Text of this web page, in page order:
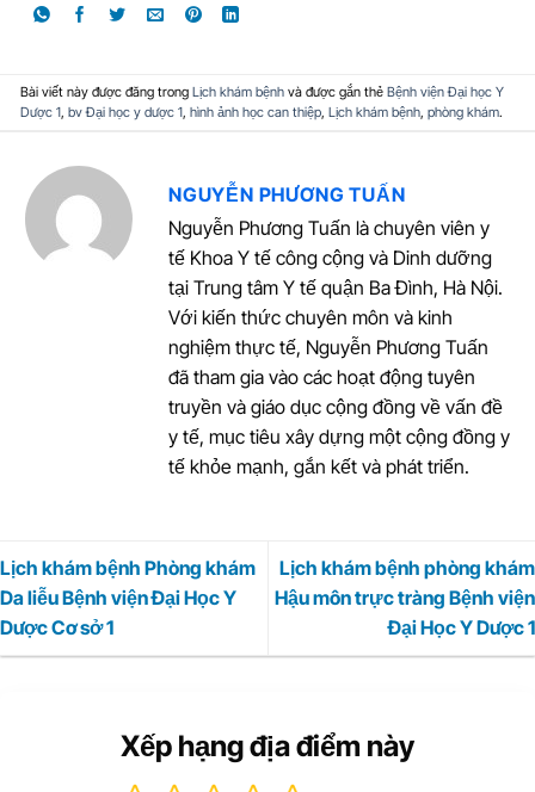
Bài viết này được đăng trong Lịch khám bệnhvà được gắn thẻ Bệnh viện Đại học Y
Dược 1, bv Đại học y dược 1, hình ảnh học can thiệp, Lịch khám bệnh, phòng khám.
NGUYỄN PHƯƠNG TUẤN
Nguyễn Phương Tuấn là chuyên viên y
tế Khoa Y tế công cộng và Dinh dưỡng
tại Trung tâm Y tế quận Ba Đình, Hà Nội.
Với kiến thức chuyên môn và kinh
nghiệm thực tế, Nguyễn Phương Tuấn
đã tham gia vào các hoạt động tuyên
truyền và giáo dục cộng đồng về vấn đề
y tế, mục tiêu xây dựng một cộng đồng y
tế khỏe mạnh, gắn kết và phát triển.
Lịch khám bệnh Phòng khám
Da liễu Bệnh viện Đại Học Y
Dược Cơ sở 1
Lịch khám bệnh phòng khám
Hậu môn trực tràng Bệnh viện
Đại Học Y Dược 1
Xếp hạng địa điểm này